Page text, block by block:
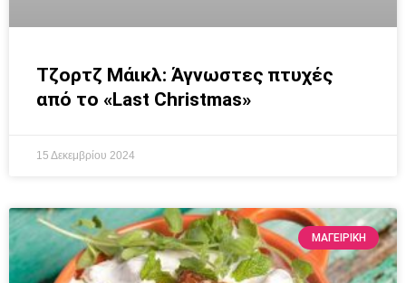
Τζορτζ Μάικλ: Άγνωστες πτυχές
από το «Last Christmas»
15 Δεκεμβρίου 2024
ΜΑΓΕΙΡΙΚΗ